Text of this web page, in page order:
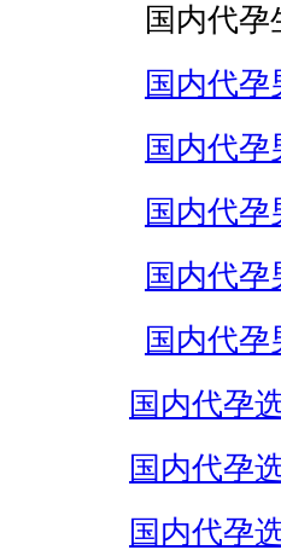
国内代孕
国内代孕
国内代孕
国内代
国内代孕
国内代孕
国内代孕
国内代孕
国内代孕